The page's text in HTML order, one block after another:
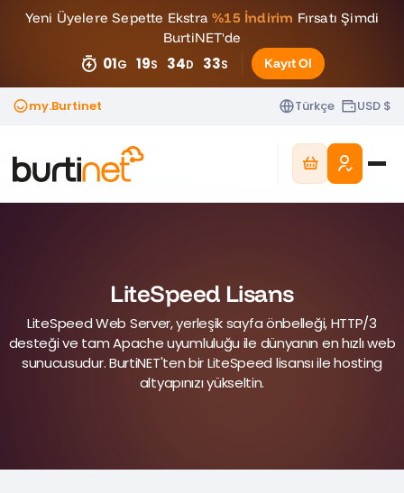
Yeni Üyelere Sepette Ekstra%15 İndirim Fırsatı Şimdi
BurtiNET'de
01G 19S 34D 30S Kayıt Ol
my.Burtinet Türkçe USD $
LiteSpeed Lisans
LiteSpeed Web Server, yerleşik sayfa önbelleği, HTTP/3
desteği ve tam Apache uyumluluğu ile dünyanın en hızlı web
sunucusudur. BurtiNET'ten bir LiteSpeed lisansı ile hosting
altyapınızı yükseltin.